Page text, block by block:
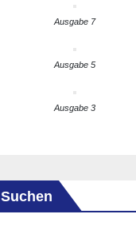
Ausgabe 7
Ausgabe 5
Ausgabe 3
Suchen